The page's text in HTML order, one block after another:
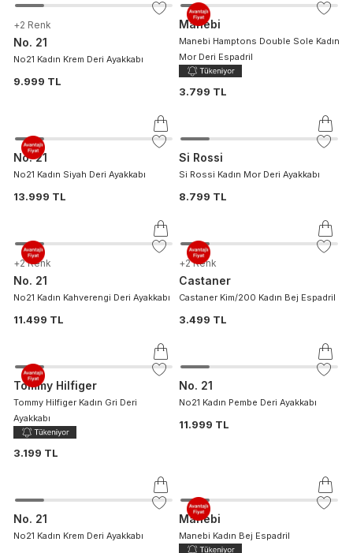
+2 Renk
No. 21
No21 Kadın Krem Deri Ayakkabı
9.999 TL
Manebi
Manebi Hamptons Double Sole Kadın
Mor Deri Espadril
3.799 TL
No. 21
No21 Kadın Siyah Deri Ayakkabı
13.999 TL
Si Rossi
Si Rossi Kadın Mor Deri Ayakkabı
8.799 TL
+2 Renk
No. 21
No21 Kadın Kahverengi Deri Ayakkabı
11.499 TL
+2 Renk
Castaner
Castaner Kim/200 Kadın Bej Espadril
3.499 TL
Tommy Hilfiger
Tommy Hilfiger Kadın Gri Deri
Ayakkabı
3.199 TL
No. 21
No21 Kadın Pembe Deri Ayakkabı
11.999 TL
No. 21
No21 Kadın Krem Deri Ayakkabı
Manebi
Manebi Kadın Bej Espadril